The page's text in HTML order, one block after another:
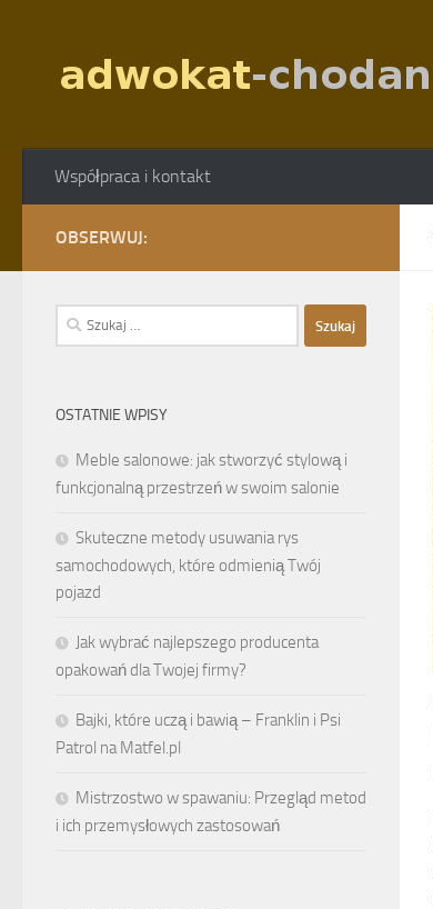
Współpraca i kontakt
OBSERWUJ:
Szukaj:
OSTATNIE WPISY
Meble salonowe: jak stworzyć stylową i
funkcjonalną przestrzeń w swoim salonie
Skuteczne metody usuwania rys
samochodowych, które odmienią Twój
pojazd
Jak wybrać najlepszego producenta
opakowań dla Twojej firmy?
Bajki, które uczą i bawią – Franklin i Psi
Patrol na Matfel.pl
Mistrzostwo w spawaniu: Przegląd metod
i ich przemysłowych zastosowań